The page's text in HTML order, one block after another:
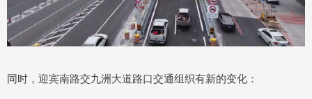
同时，迎宾南路交九洲大道路口交通组织有新的变化：